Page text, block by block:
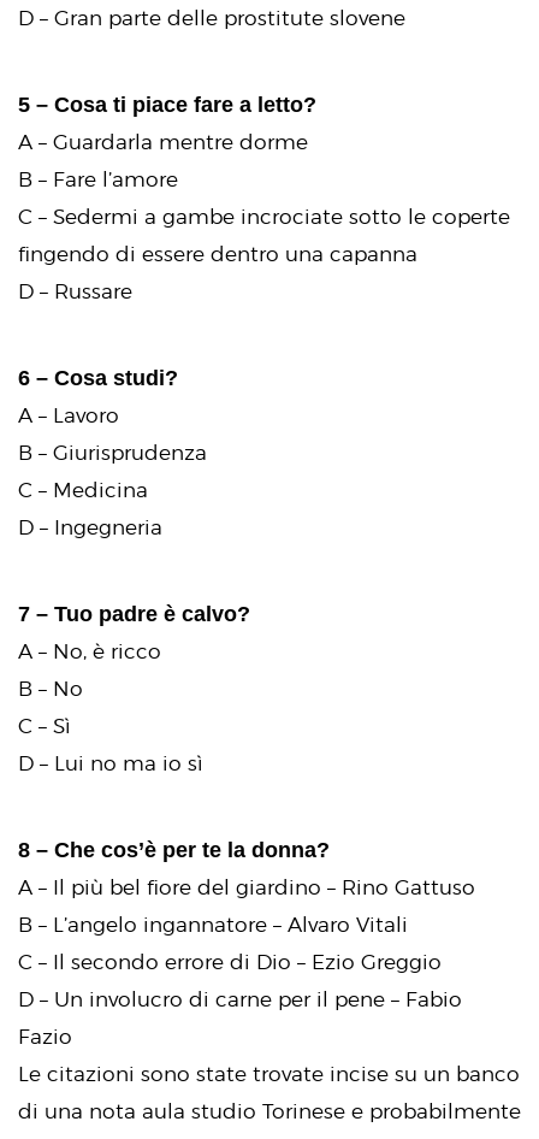
D – Gran parte delle prostitute slovene
5 – Cosa ti piace fare a letto?
A – Guardarla mentre dorme
B – Fare l’amore
C – Sedermi a gambe incrociate sotto le coperte
fingendo di essere dentro una capanna
D – Russare
6 – Cosa studi?
A – Lavoro
B – Giurisprudenza
C – Medicina
D – Ingegneria
7 – Tuo padre è calvo?
A – No, è ricco
B – No
C – Sì
D – Lui no ma io sì
8 – Che cos’è per te la donna?
A – Il più bel fiore del giardino – Rino Gattuso
B – L’angelo ingannatore – Alvaro Vitali
C – Il secondo errore di Dio – Ezio Greggio
D – Un involucro di carne per il pene – Fabio
Fazio
Le citazioni sono state trovate incise su un banco
di una nota aula studio Torinese e probabilmente